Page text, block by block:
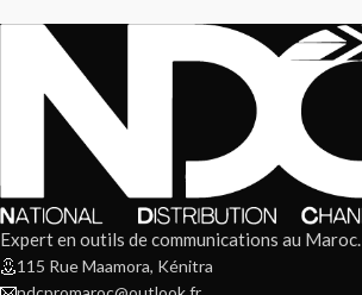
Expert en outils de communications au Maroc.
115 Rue Maamora, Kénitra